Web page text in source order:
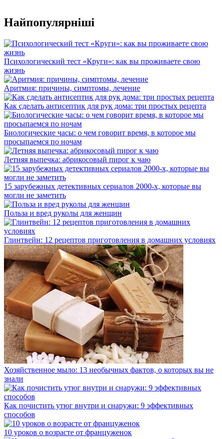
Найпопулярніші
Психологический тест «Круги»: как вы проживаете свою
жизнь
Аритмия: причины, симптомы, лечение
Как сделать антисептик для рук дома: три простых рецепта
Биологические часы: о чем говорит время, в которое мы
просыпаемся по ночам
Летняя выпечка: абрикосовый пирог к чаю
15 зарубежных детективных сериалов 2000-х, которые вы
могли не заметить
Польза и вред руколы для женщин
Глинтвейн: 12 рецептов приготовления в домашних условиях
Хозяйственное мыло: 13 необычных фактов, о которых вы не
знали
Как почистить утюг внутри и снаружи: 9 эффективных
способов
10 уроков о возрасте от француженок